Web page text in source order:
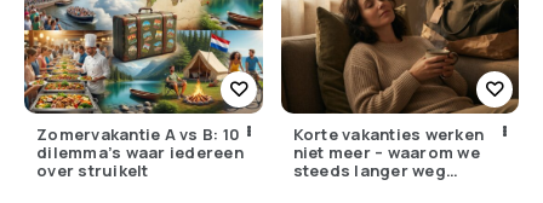
Zomervakantie A vs B: 10
dilemma’s waar iedereen
over struikelt
Korte vakanties werken
niet meer – waarom we
steeds langer weg